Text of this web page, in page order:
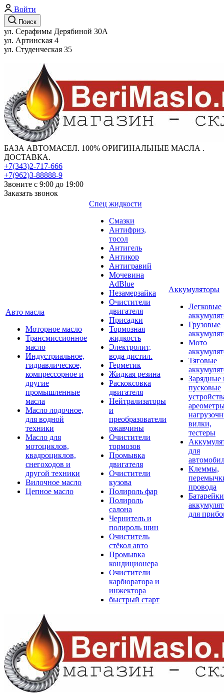
Войти
Поиск
ул. Серафимы Дерябиной 30А
ул. Артинская 4
ул. Студенческая 35
БАЗА АВТОМАСЕЛ. 100% ОРИГИНАЛЬНЫЕ МАСЛА .
ДОСТАВКА.
+7(343)2-717-666
+7(962)3-88888-9
Звоните с 9:00 до 19:00
Заказать звонок
Авто масла
Моторное масло
Трансмиссионное
масло
Индустриальное,
гидравлическое,
компрессорное и
другие
промышленные
масла
Масло лодочное,
для водной
техники
Масло для
мотоциклов,
квадроциклов,
снегоходов и
другой техники
Вилочное масло
Цепное масло
Спец жидкости
Смазки
Антифриз,
тосол
Антигель
Антикор
Антигравий
Мочевина
AdBlue
Незамерзайка
Очистители
двигателя
Присадки
Тормозная
жидкость
Электролит,
вода дистил.
Герметик
Жидкая резина
Раскоксовка
двигателя
Нейтрализаторы
и
преобразователи
ржавчины
Очистители
тормозов
Промывка
двигателя
Очистители
кузова
Полироль фар
Полироль
салона
Чернитель и
полироль шин
Очиститель
стёкол авто
Промывка
кондиционера
Очистители
карбюратора и
инжектора
быстрый старт
Аккумуляторы
Легковые
Грузовые
Мото
Тяговые
Зарядные
пусковые
вилки,
тестеры
для
Клеммы,
провода
для